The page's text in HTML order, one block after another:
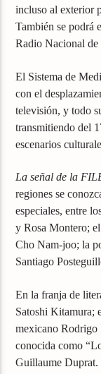
incluso al exterior
También se podrá
Radio Nacional
El Sistema de
con el
televisión, y todo
transmitiendo del
escenarios
La señal de la
regiones se
especiales, entre
y Rosa Montero;
Cho Nam-joo; la
Santiago
En la franja de
Satoshi Kitamura;
mexicano Rodrigo
conocida como
Guillaume Duprat.